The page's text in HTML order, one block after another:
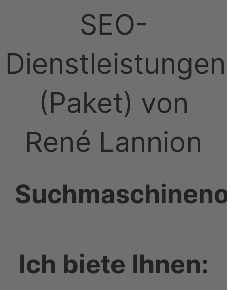
SEO-
Dienstleistungen
(Paket) von
René Lannion
Ich biete Ihnen: